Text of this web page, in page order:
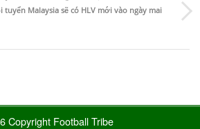
tuyển Malaysia sẽ có HLV mới vào ngày mai
Copyright Football Tribe